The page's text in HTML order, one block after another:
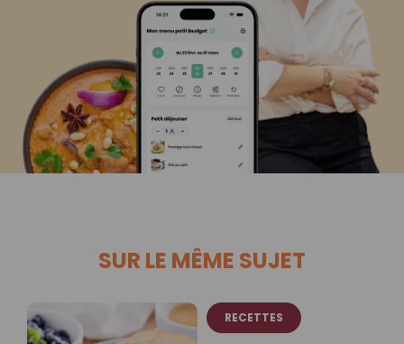
SUR LE MÊME SUJET
RECETTES